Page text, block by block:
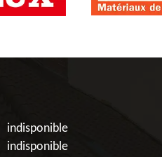
indisponible
indisponible